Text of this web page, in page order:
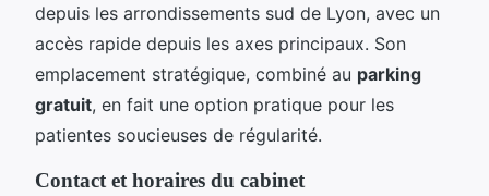
depuis les arrondissements sud de Lyon, avec un
accès rapide depuis les axes principaux. Son
emplacement stratégique, combiné au parking
gratuit, en fait une option pratique pour les
patientes soucieuses de régularité.
Contact et horaires du cabinet